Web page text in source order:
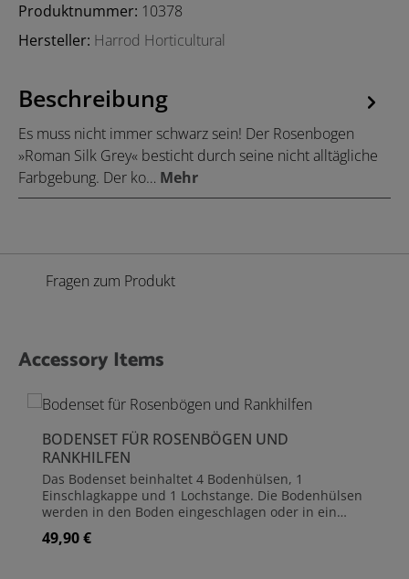
Produktnummer: 10378
Hersteller: Harrod Horticultural
Beschreibung
Es muss nicht immer schwarz sein! Der Rosenbogen
»Roman Silk Grey« besticht durch seine nicht alltägliche
Farbgebung. Der ko… Mehr
Fragen zum Produkt
Produktgalerie überspringen
Accessory Items
BODENSET FÜR ROSENBÖGEN UND
RANKHILFEN
Das Bodenset beinhaltet 4 Bodenhülsen, 1
Einschlagkappe und 1 Lochstange. Die Bodenhülsen
werden in den Boden eingeschlagen oder in ein
Fundament (z.B. Beton) eingearbeitet. Damit die
Bodenhülsen beim Einschlagen unversehrt bleiben,
Regulärer Preis:
49,90 €